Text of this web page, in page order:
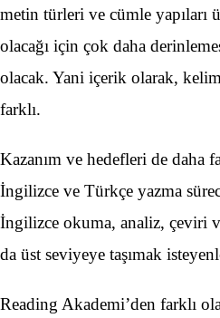
metin türleri ve cümle yapıları
olacağı için çok daha
olacak. Yani içerik olarak,
farklı.
Kazanım ve hedefleri de daha
İngilizce ve Türkçe yazma
İngilizce okuma, analiz, çeviri
da üst seviyeye taşımak
Reading Akademi’den farklı